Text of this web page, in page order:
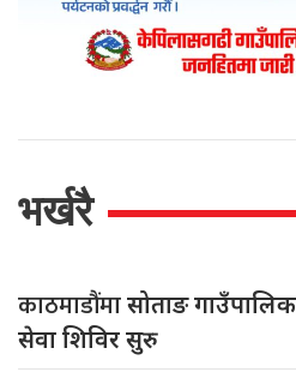
भर्खरै
काठमाडौंमासोताङ
सेवा शिविर सुरु